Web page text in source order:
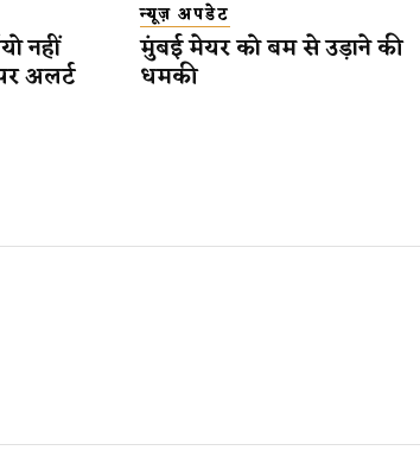
नहीं
अलर्ट
न्यूज़ अपडेट
मुंबई मेयर को बम से उड़ाने की
धमकी